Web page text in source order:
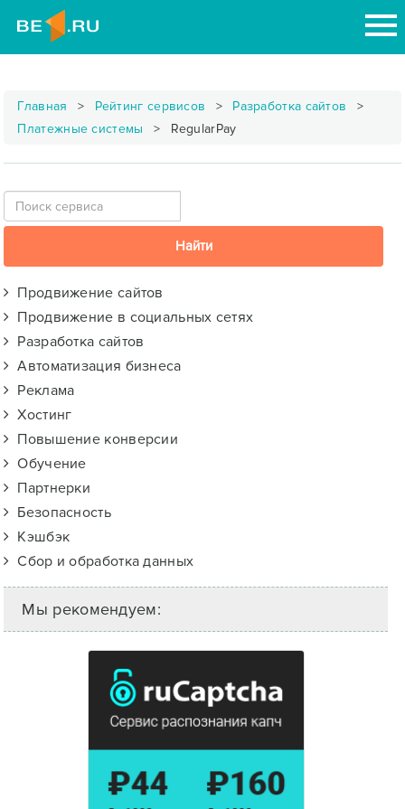
Главная Рейтинг сервисов
Разработка сайтов
Платежные системы
RegularPay
Продвижение сайтов
Продвижение в социальных сетях
Разработка сайтов
Автоматизация бизнеса
Реклама
Хостинг
Повышение конверсии
Обучение
Партнерки
Безопасность
Кэшбэк
Сбор и обработка данных
Мы рекомендуем: